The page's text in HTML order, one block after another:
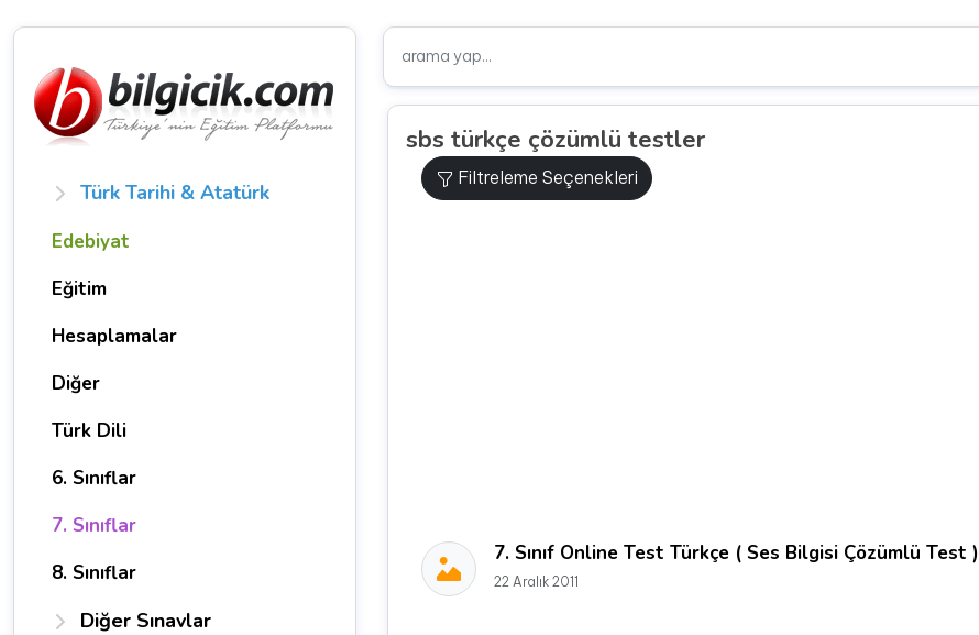
Türk Tarihi & Atatürk
Edebiyat
Eğitim
Hesaplamalar
Diğer
Türk Dili
6. Sınıflar
7. Sınıflar
8. Sınıflar
Diğer Sınavlar
sbs türkçe çözümlü testler
Filtreleme Seçenekleri
7. Sınıf Online Test Türkçe ( Ses Bilgisi Çözümlü Test )
22 Aralık 2011